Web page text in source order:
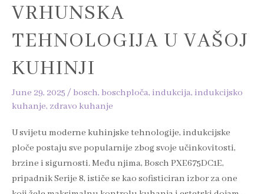
VRHUNSKA
TEHNOLOGIJA U VAŠOJ
KUHINJI
June 29, 2025 / bosch, boschploča, indukcija, indukcijsko
kuhanje, zdravo kuhanje
U svijetu moderne kuhinjske tehnologije, indukcijske
ploče postaju sve popularnije zbog svoje učinkovitosti,
brzine i sigurnosti. Među njima, Bosch PXE675DC1E,
pripadnik Serije 8, ističe se kao sofisticiran izbor za one